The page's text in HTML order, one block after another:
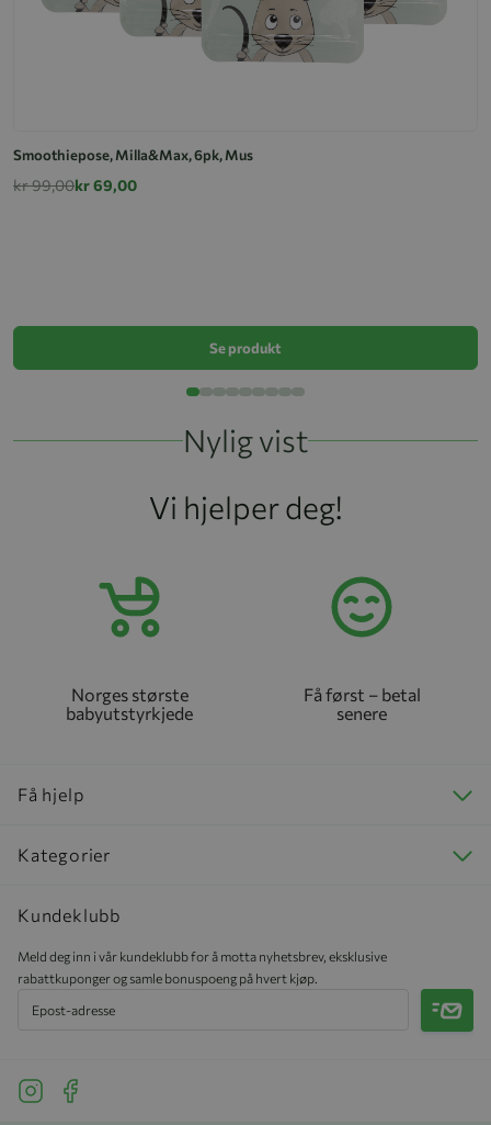
Smoothiepose, Milla&Max, 6pk, Mus
kr 99,00kr 69,00
Se produkt
Nylig vist
Vi hjelper deg!
Norges største
babyutstyrkjede
Få først – betal
senere
Få hjelp
Kategorier
Kundeklubb
Meld deg inn i vår kundeklubb for å motta nyhetsbrev, eksklusive
rabattkuponger og samle bonuspoeng på hvert kjøp.
Meld
See our Instagram
See our Facebook